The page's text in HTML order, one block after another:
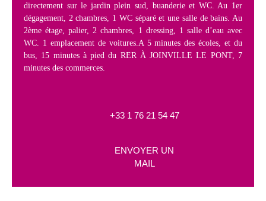
directement sur le jardin plein sud, buanderie et WC. Au 1er
dégagement, 2 chambres, 1 WC séparé et une salle de bains. Au
2ème étage, palier, 2 chambres, 1 dressing, 1 salle d’eau avec
WC. 1 emplacement de voitures.A 5 minutes des écoles, et du
bus, 15 minutes à pied du RER À JOINVILLE LE PONT, 7
minutes des commerces.
+33 1 76 21 54 47
ENVOYER UN
MAIL